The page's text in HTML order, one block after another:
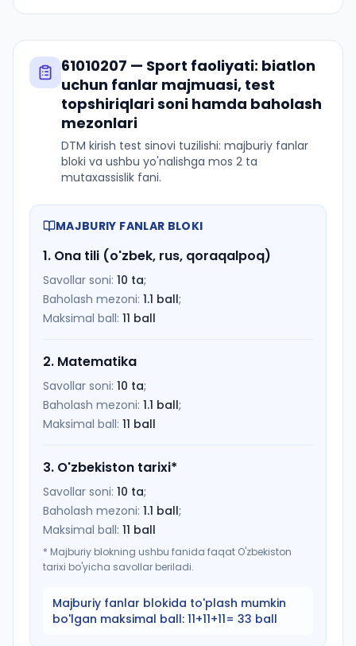
61010207 — Sport faoliyati: biatlon
uchun fanlar majmuasi, test
topshiriqlari soni hamda baholash
mezonlari
DTM kirish test sinovi tuzilishi: majburiy fanlar
bloki va ushbu yo'nalishga mos 2 ta
mutaxassislik fani.
MAJBURIY FANLAR BLOKI
1. Ona tili (o'zbek, rus, qoraqalpoq)
Savollar soni: 10 ta;
Baholash mezoni: 1.1 ball;
Maksimal ball: 11 ball
2. Matematika
Savollar soni: 10 ta;
Baholash mezoni: 1.1 ball;
Maksimal ball: 11 ball
3. O'zbekiston tarixi*
Savollar soni: 10 ta;
Baholash mezoni: 1.1 ball;
Maksimal ball: 11 ball
* Majburiy blokning ushbu fanida faqat O'zbekiston
tarixi bo'yicha savollar beriladi.
Majburiy fanlar blokida to'plash mumkin
bo'lgan maksimal ball: 11+11+11= 33 ball